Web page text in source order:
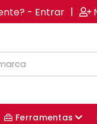
- Entrar |
Ferramentas